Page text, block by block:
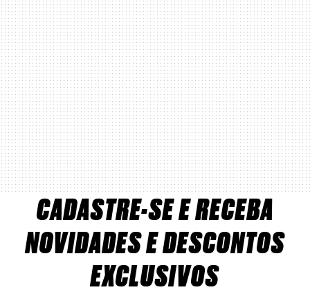
CADASTRE-SE E RECEBA
NOVIDADES E DESCONTOS
EXCLUSIVOS